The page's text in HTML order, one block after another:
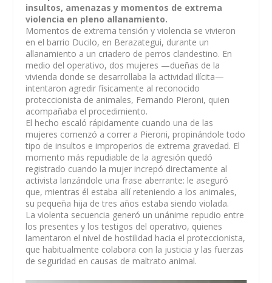
insultos, amenazas y momentos de extrema
violencia en pleno allanamiento.
Momentos de extrema tensión y violencia se vivieron
en el barrio Ducilo, en Berazategui, durante un
allanamiento a un criadero de perros clandestino. En
medio del operativo, dos mujeres —dueñas de la
vivienda donde se desarrollaba la actividad ilícita—
intentaron agredir físicamente al reconocido
proteccionista de animales, Fernando Pieroni, quien
acompañaba el procedimiento.
El hecho escaló rápidamente cuando una de las
mujeres comenzó a correr a Pieroni, propinándole todo
tipo de insultos e improperios de extrema gravedad. El
momento más repudiable de la agresión quedó
registrado cuando la mujer increpó directamente al
activista lanzándole una frase aberrante: le aseguró
que, mientras él estaba allí reteniendo a los animales,
su pequeña hija de tres años estaba siendo violada.
La violenta secuencia generó un unánime repudio entre
los presentes y los testigos del operativo, quienes
lamentaron el nivel de hostilidad hacia el proteccionista,
que habitualmente colabora con la justicia y las fuerzas
de seguridad en causas de maltrato animal.